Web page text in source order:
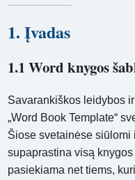
1. Įvadas
1.1 Word knygos
Savarankiškos leidybos
„Word Book Template“
Šiose svetainėse siūlomi
supaprastina visą
pasiekiama net tiems,